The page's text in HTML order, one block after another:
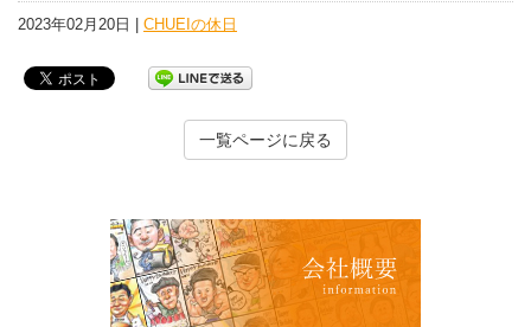
2023年02月20日 | CHUEIの休日
一覧ページに戻る